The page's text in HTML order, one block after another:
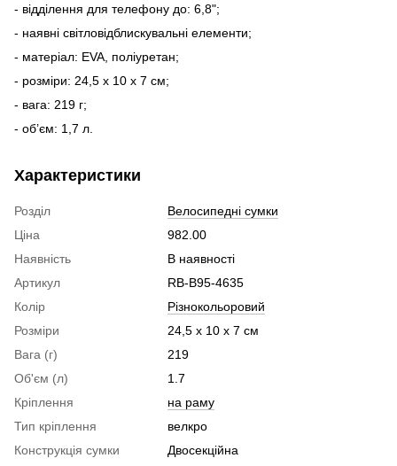
- відділення для телефону до: 6,8";
- наявні світловідблискувальні елементи;
- матеріал: EVA, поліуретан;
- розміри: 24,5 x 10 x 7 см;
- вага: 219 г;
- об’єм: 1,7 л.
Характеристики
Розділ
Велосипедні сумки
Ціна
982.00
Наявність
В наявності
Артикул
RB-B95-4635
Колір
Різнокольоровий
Розміри
24,5 x 10 x 7 см
Вага (г)
219
Об'єм (л)
1.7
Кріплення
на раму
Тип кріплення
велкро
Конструкція сумки
Двосекційна